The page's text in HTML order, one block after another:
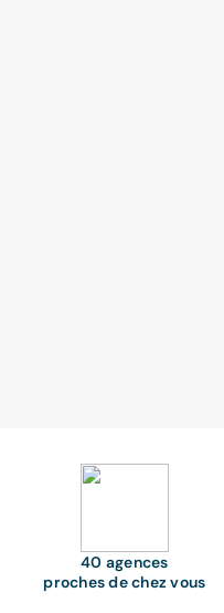
40 agences
proches de chez vous